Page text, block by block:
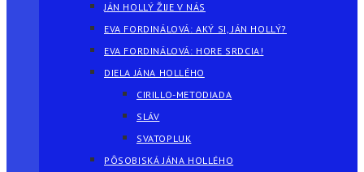
JÁN HOLLÝ ŽIJE V NÁS
EVA FORDINÁLOVÁ: AKÝ SI, JÁN HOLLÝ?
EVA FORDINÁLOVÁ: HORE SRDCIA!
DIELA JÁNA HOLLÉHO
CIRILLO-METODIADA
SLÁV
SVATOPLUK
PÔSOBISKÁ JÁNA HOLLÉHO